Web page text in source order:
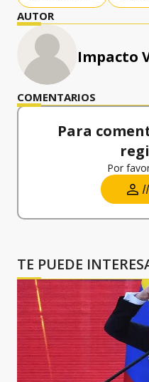
AUTOR
Impacto
COMENTARIOS
Para
Por
TE PUEDE